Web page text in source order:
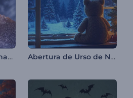
Intro com Neve Brilhante Abertura de Urso de Natal